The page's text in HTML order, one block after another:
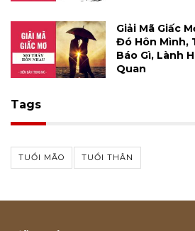
Giải Mã Giấc
Đó Hôn Mình,
Báo Gì, Lành
Quan
Tags
TUỔI MÃO TUỔI THÂN